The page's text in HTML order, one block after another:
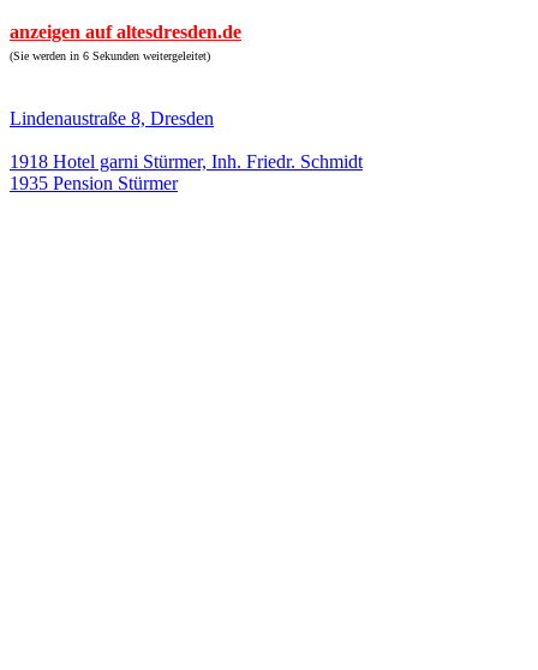
anzeigen auf altesdresden.de
(Sie werden in 6 Sekunden weitergeleitet)
Lindenaustraße 8, Dresden
1918 Hotel garni Stürmer, Inh. Friedr. Schmidt
1935 Pension Stürmer